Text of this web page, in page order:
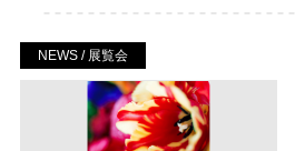
NEWS / 展覧会